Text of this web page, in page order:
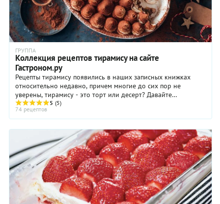
ГРУППА
Коллекция рецептов тирамису на сайте
Гастроном.ру
Рецепты тирамису появились в наших записных книжках
относительно недавно, причем многие до сих пор не
уверены, тирамису - это торт или десерт? Давайте
разбираться вместе. Традиционный тирамису – ...
5 (5)
74 рецептов